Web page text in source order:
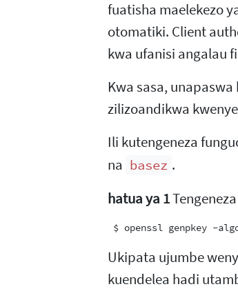
fuatisha maelekezo
otomatiki. Client
kwa ufanisi angalau
Kwa sasa,
zilizoandikwa kwenye
Ili kutengeneza
na basez .
hatua ya 1
Ukipata ujumbe
kuendelea hadi